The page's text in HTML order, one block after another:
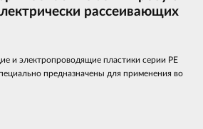
рассеивающих
и электропроводящие пластики серии PE
предназначены для применения во